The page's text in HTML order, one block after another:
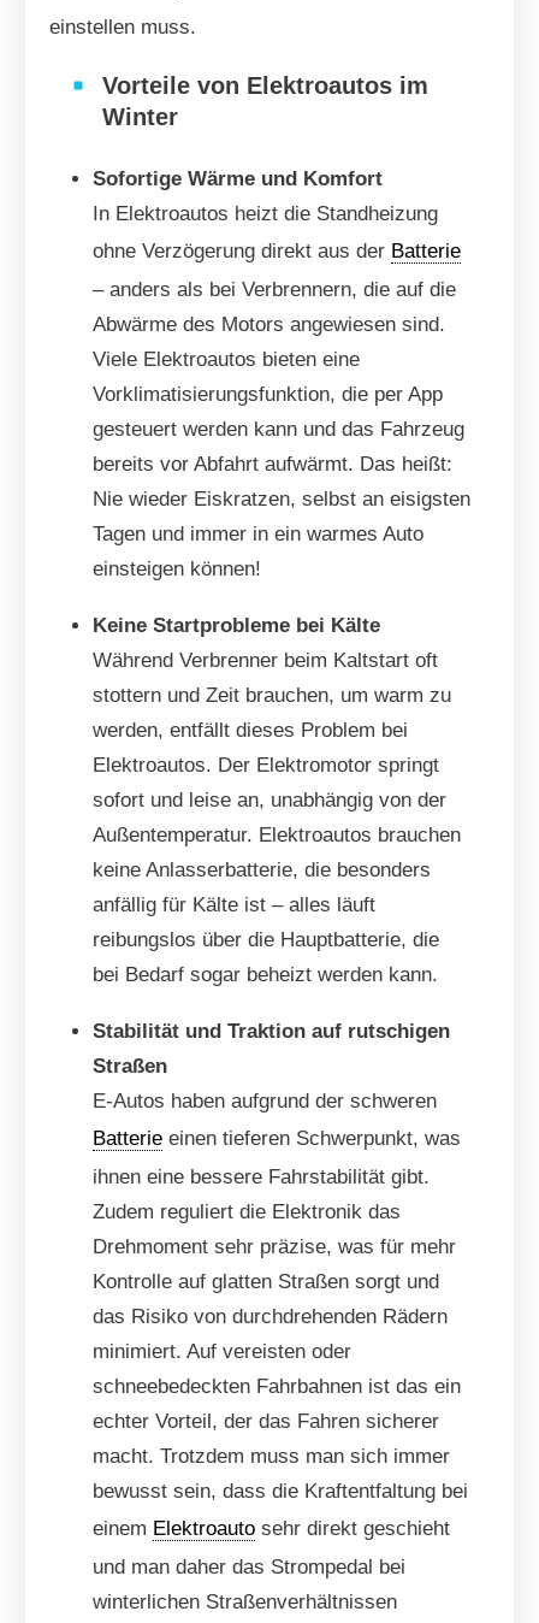
einstellen muss.
Vorteile von Elektroautos im
Winter
Sofortige Wärme und Komfort
In Elektroautos heizt die Standheizung
ohne Verzögerung direkt aus der Batterie
– anders als bei Verbrennern, die auf die
Abwärme des Motors angewiesen sind.
Viele Elektroautos bieten eine
Vorklimatisierungsfunktion, die per App
gesteuert werden kann und das Fahrzeug
bereits vor Abfahrt aufwärmt. Das heißt:
Nie wieder Eiskratzen, selbst an eisigsten
Tagen und immer in ein warmes Auto
einsteigen können!
Keine Startprobleme bei Kälte
Während Verbrenner beim Kaltstart oft
stottern und Zeit brauchen, um warm zu
werden, entfällt dieses Problem bei
Elektroautos. Der Elektromotor springt
sofort und leise an, unabhängig von der
Außentemperatur. Elektroautos brauchen
keine Anlasserbatterie, die besonders
anfällig für Kälte ist – alles läuft
reibungslos über die Hauptbatterie, die
bei Bedarf sogar beheizt werden kann.
Stabilität und Traktion auf rutschigen
Straßen
E-Autos haben aufgrund der schweren
Batterie einen tieferen Schwerpunkt, was
ihnen eine bessere Fahrstabilität gibt.
Zudem reguliert die Elektronik das
Drehmoment sehr präzise, was für mehr
Kontrolle auf glatten Straßen sorgt und
das Risiko von durchdrehenden Rädern
minimiert. Auf vereisten oder
schneebedeckten Fahrbahnen ist das ein
echter Vorteil, der das Fahren sicherer
macht. Trotzdem muss man sich immer
bewusst sein, dass die Kraftentfaltung bei
einem Elektroauto sehr direkt geschieht
und man daher das Strompedal bei
winterlichen Straßenverhältnissen